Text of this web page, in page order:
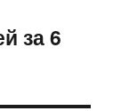
за 6